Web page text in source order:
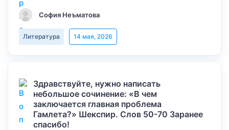
София Неъматова
Литература 14 мая, 2026
Здравствуйте, нужно написать
небольшое сочинение: «В чем
заключается главная проблема
Гамлета?» Шекспир. Слов 50-70 Заранее
спасибо!